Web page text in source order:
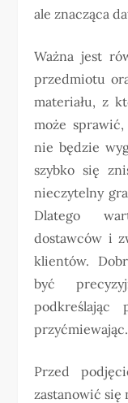
ale znacząca
Ważna jest
przedmiotu
materiału, z
może
nie będzie
szybko się
nieczytelny
Dlatego
dostawców i
klientów.
być
przyćmiewając.
Przed
zastanowić się